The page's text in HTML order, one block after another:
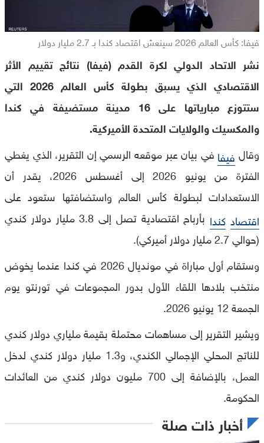
فيفا: كأس العالم 2026 سينعش اقتصاد كندا بـ 2.7 مليار دولار
نشر الاتحاد الدولي لكرة القدم (فيفا) نتائج تقييم الأثر
الاقتصادي الذي يسبق بطولة كأس العالم 2026 التي
ستتوزع مبارياتها على 16 مدينة مستضيفة في كندا
والمكسيك والولايات المتحدة الأميركية.
وقال فيفا في بيان عبر موقعه الرسمي إن التقرير، الذي يغطي
الفترة من يونيو 2026 إلى أغسطس 2026، يقدر أن
الاستعدادات لبطولة كأس العالم واستضافتها ستعود على
اقتصاد كندا
بأرباح اقتصادية تصل إلى 3.8 مليار دولار كندي
(حوالي 2.7 مليار دولار أميركي).
وستقام أول مباراة في مونديال 2026 في كندا عندما يخوض
منتخب بلادها اللقاء الأول بدور المجموعات في تورنتو يوم
الجمعة 12 يونيو 2026.
ويشير التقرير إلى مساهمات محتملة بقيمة ملياري دولار كندي
للناتج المحلي الإجمالي الكندي، و1.3 مليار دولار كندي لدخل
العمل، بالإضافة إلى 700 مليون دولار كندي من العائدات
الحكومة.
أخبار ذات صلة